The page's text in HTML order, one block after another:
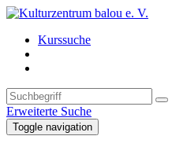
Kurssuche
Erweiterte Suche
Toggle navigation